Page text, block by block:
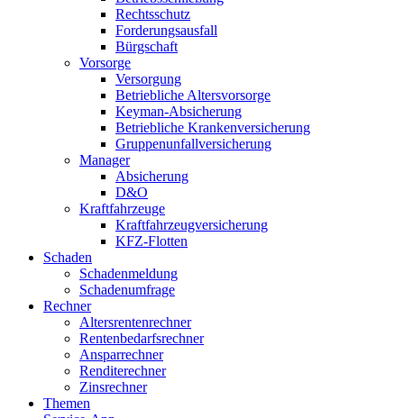
Rechtsschutz
Forderungsausfall
Bürgschaft
Vorsorge
Versorgung
Betriebliche Altersvorsorge
Keyman-Absicherung
Betriebliche Krankenversicherung
Gruppenunfallversicherung
Manager
Absicherung
D&O
Kraftfahrzeuge
Kraftfahrzeugversicherung
KFZ-Flotten
Schaden
Schadenmeldung
Schadenumfrage
Rechner
Altersrentenrechner
Rentenbedarfsrechner
Ansparrechner
Renditerechner
Zinsrechner
Themen